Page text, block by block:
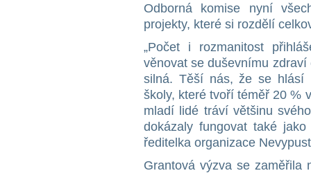
Odborná komise nyní
projekty, které si rozdělí
„Počet i rozmanitost
věnovat se duševnímu
silná. Těší nás, že se hlásí
školy, které tvoří téměř 20 %
mladí lidé tráví většinu
dokázaly fungovat také
ředitelka organizace
Grantová výzva se zaměřila